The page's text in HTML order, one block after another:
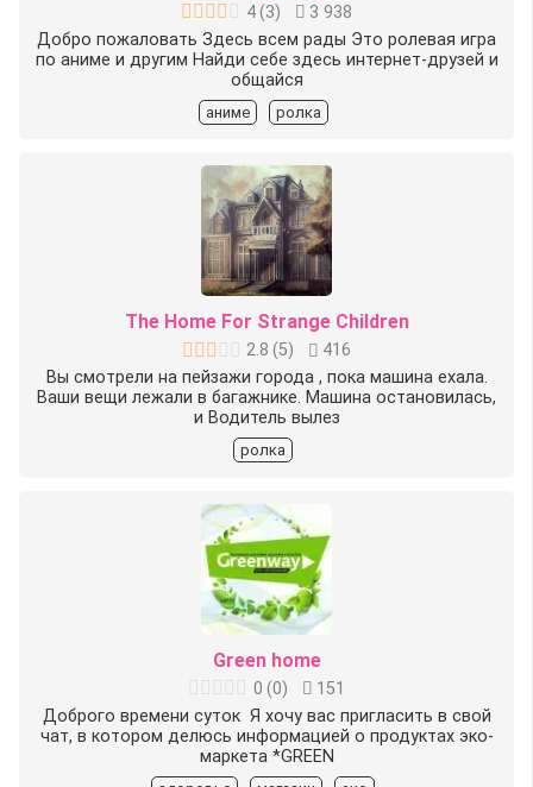
4(3)
3 938
Добро пожаловать Здесь всем рады Это ролевая игра
по аниме и другим Найди себе здесь интернет-друзей и
общайся️
аниме ролка
The Home For Strange Children
2.8 (5)
416
Вы смотрели на пейзажи города , пока машина ехала.
Ваши вещи лежали в багажнике. Машина остановилась,
и Водитель вылез
ролка
Green home
0 (0)
151
Доброго времени суток ️ Я хочу вас пригласить в свой
чат, в котором делюсь информацией о продуктах эко-
маркета *GREEN